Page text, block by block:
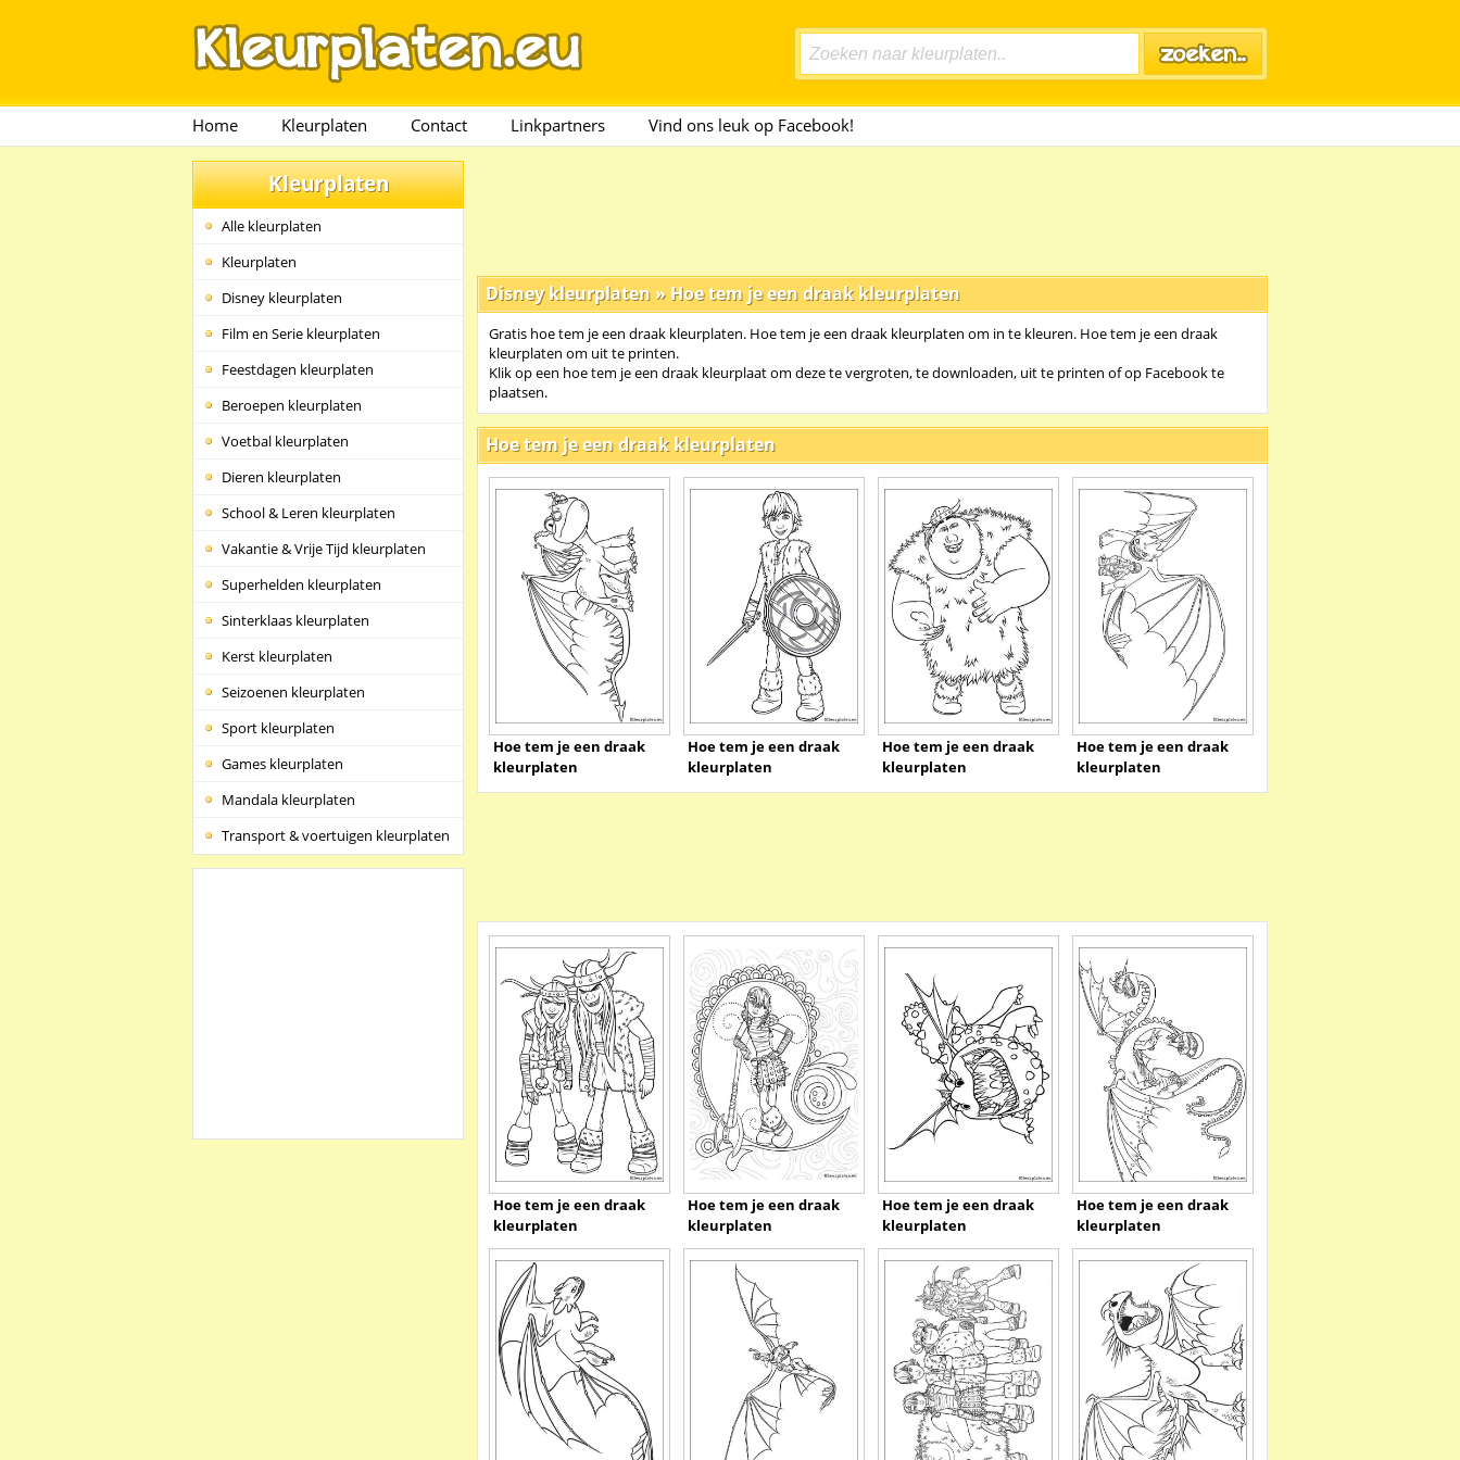
Home Kleurplaten Contact Linkpartners Vind ons leuk op Facebook!
Kleurplaten
Alle kleurplaten
Kleurplaten
Disney kleurplaten
Film en Serie kleurplaten
Feestdagen kleurplaten
Beroepen kleurplaten
Voetbal kleurplaten
Dieren kleurplaten
School & Leren kleurplaten
Vakantie & Vrije Tijd kleurplaten
Superhelden kleurplaten
Sinterklaas kleurplaten
Kerst kleurplaten
Seizoenen kleurplaten
Sport kleurplaten
Games kleurplaten
Mandala kleurplaten
Transport & voertuigen kleurplaten
Disney kleurplaten » Hoe tem je een draak kleurplaten
Gratis hoe tem je een draak kleurplaten. Hoe tem je een draak kleurplaten om in te kleuren. Hoe tem je een draak
kleurplaten om uit te printen.
Klik op een hoe tem je een draak kleurplaat om deze te vergroten, te downloaden, uit te printen of op Facebook te
plaatsen.
Hoe tem je een draak kleurplaten
Hoe tem je een draak
kleurplaten
Hoe tem je een draak
kleurplaten
Hoe tem je een draak
kleurplaten
Hoe tem je een draak
kleurplaten
Hoe tem je een draak
kleurplaten
Hoe tem je een draak
kleurplaten
Hoe tem je een draak
kleurplaten
Hoe tem je een draak
kleurplaten